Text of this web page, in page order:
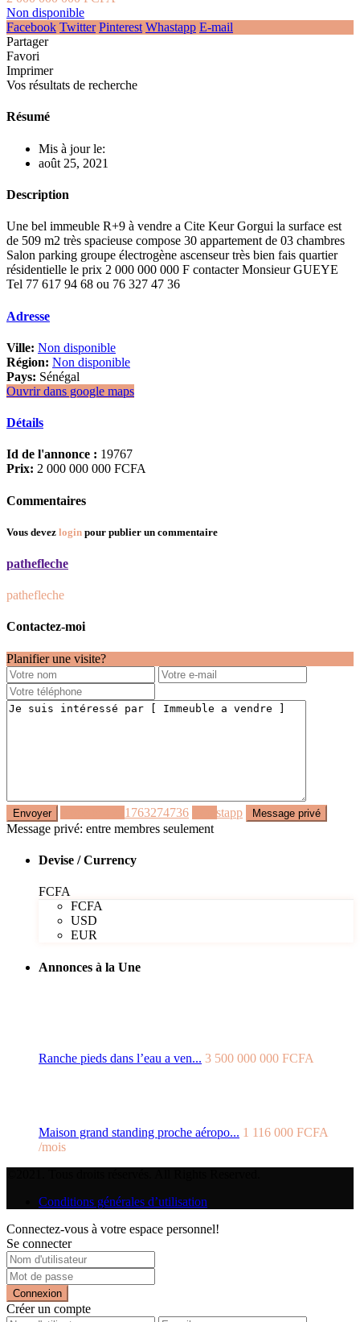
Non disponible
Facebook Twitter Pinterest Whastapp E-mail
Partager
Favori
Imprimer
Vos résultats de recherche
Résumé
Mis à jour le:
août 25, 2021
Description
Une bel immeuble R+9 à vendre a Cite Keur Gorgui la surface est
de 509 m2 très spacieuse compose 30 appartement de 03 chambres
Salon parking groupe électrogène ascenseur très bien fais quartier
résidentielle le prix 2 000 000 000 F contacter Monsieur GUEYE
Tel 77 617 94 68 ou 76 327 47 36
Adresse
Ville: Non disponible
Région: Non disponible
Pays: Sénégal
Ouvrir dans google maps
Détails
Id de l'annonce : 19767
Prix: 2 000 000 000 FCFA
Commentaires
Vous devez login pour publier un commentaire
pathefleche
pathefleche
Contactez-moi
Planifier une visite?
+221763274736
Whastapp
Message privé: entre membres seulement
Devise / Currency
FCFA
FCFA
USD
EUR
Annonces à la Une
Ranche pieds dans l’eau a ven... 3 500 000 000 FCFA
Maison grand standing proche aéropo... 1 116 000 FCFA
/mois
Conditions générales d’utilisation
Connectez-vous à votre espace personnel!
Se connecter
Connexion
Créer un compte